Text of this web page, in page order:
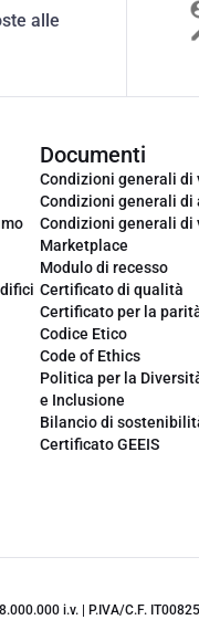
alle
Documenti
Condizioni generali di
Condizioni generali di
Condizioni generali di
Marketplace
Modulo di recesso
Certificato di qualità
Certificato per la
Codice Etico
Code of Ethics
Politica per la
e Inclusione
Bilancio di
Certificato GEEIS
i.v. | P.IVA/C.F.